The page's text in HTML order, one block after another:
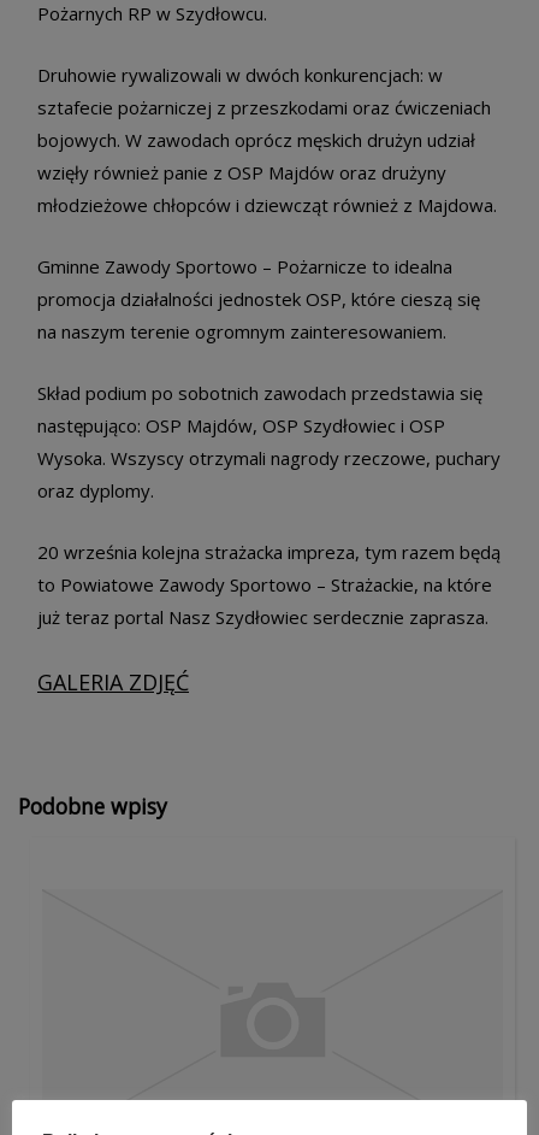
Pożarnych RP w Szydłowcu.
Druhowie rywalizowali w dwóch konkurencjach: w
sztafecie pożarniczej z przeszkodami oraz ćwiczeniach
bojowych. W zawodach oprócz męskich drużyn udział
wzięły również panie z OSP Majdów oraz drużyny
młodzieżowe chłopców i dziewcząt również z Majdowa.
Gminne Zawody Sportowo – Pożarnicze to idealna
promocja działalności jednostek OSP, które cieszą się
na naszym terenie ogromnym zainteresowaniem.
Skład podium po sobotnich zawodach przedstawia się
następująco: OSP Majdów, OSP Szydłowiec i OSP
Wysoka. Wszyscy otrzymali nagrody rzeczowe, puchary
oraz dyplomy.
20 września kolejna strażacka impreza, tym razem będą
to Powiatowe Zawody Sportowo – Strażackie, na które
już teraz portal Nasz Szydłowiec serdecznie zaprasza.
GALERIA ZDJĘĆ
Podobne wpisy